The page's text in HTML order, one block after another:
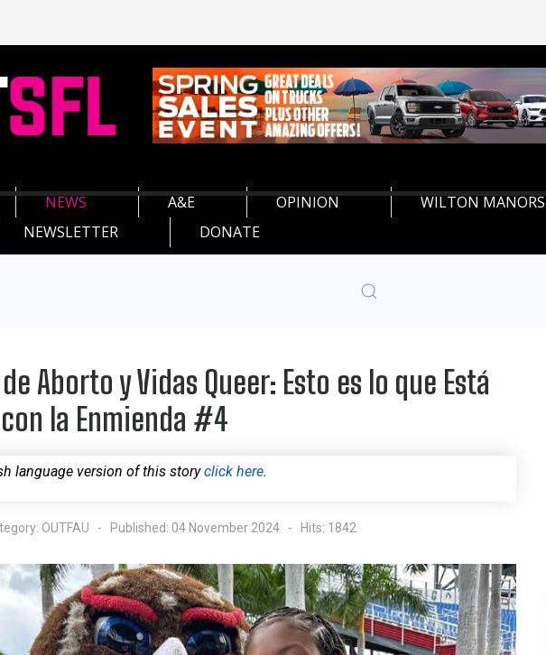
NEWS A&E OPINION WILTON MANORS
NEWSLETTER DONATE
Aborto y Vidas Queer: Esto es lo que Está
la Enmienda #4
language version of this storyclick here.
OUTFAU Published: 04 November 2024 Hits: 1842